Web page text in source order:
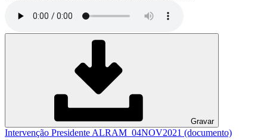
Gravar
Intervenção Presidente ALRAM_04NOV2021 (documento)